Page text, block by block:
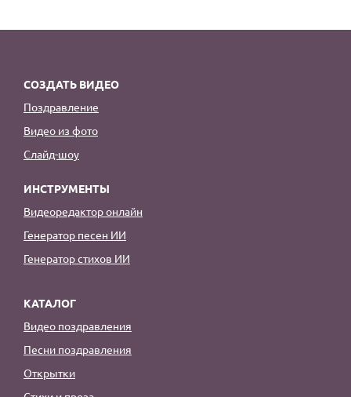
СОЗДАТЬ ВИДЕО
Поздравление
Видео из фото
Слайд-шоу
ИНСТРУМЕНТЫ
Видеоредактор онлайн
Генератор песен ИИ
Генератор стихов ИИ
КАТАЛОГ
Видео поздравления
Песни поздравления
Открытки